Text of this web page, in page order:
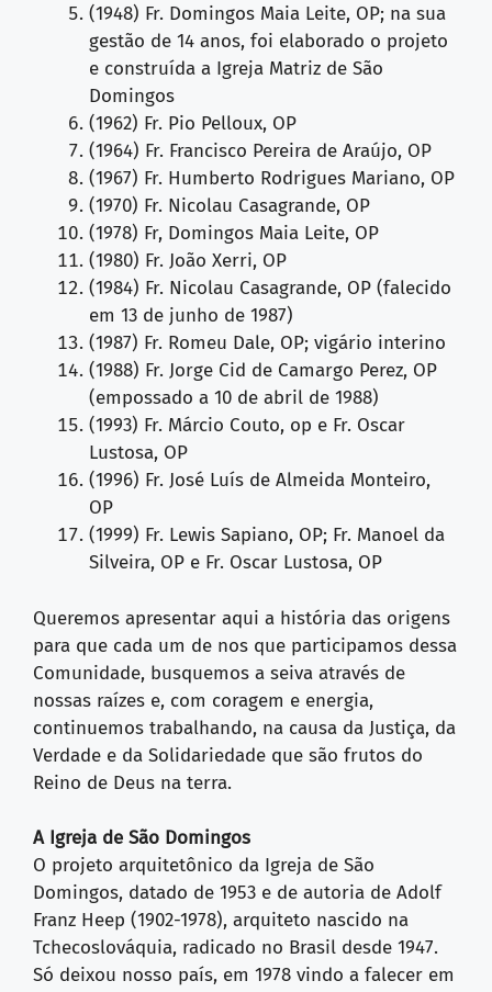
(1948) Fr. Domingos Maia Leite, OP; na sua
gestão de 14 anos, foi elaborado o projeto
e construída a Igreja Matriz de São
Domingos
(1962) Fr. Pio Pelloux, OP
(1964) Fr. Francisco Pereira de Araújo, OP
(1967) Fr. Humberto Rodrigues Mariano, OP
(1970) Fr. Nicolau Casagrande, OP
(1978) Fr, Domingos Maia Leite, OP
(1980) Fr. João Xerri, OP
(1984) Fr. Nicolau Casagrande, OP (falecido
em 13 de junho de 1987)
(1987) Fr. Romeu Dale, OP; vigário interino
(1988) Fr. Jorge Cid de Camargo Perez, OP
(empossado a 10 de abril de 1988)
(1993) Fr. Márcio Couto, op e Fr. Oscar
Lustosa, OP
(1996) Fr. José Luís de Almeida Monteiro,
OP
(1999) Fr. Lewis Sapiano, OP; Fr. Manoel da
Silveira, OP e Fr. Oscar Lustosa, OP
Queremos apresentar aqui a história das origens
para que cada um de nos que participamos dessa
Comunidade, busquemos a seiva através de
nossas raízes e, com coragem e energia,
continuemos trabalhando, na causa da Justiça, da
Verdade e da Solidariedade que são frutos do
Reino de Deus na terra.
A Igreja de São Domingos
O projeto arquitetônico da Igreja de São
Domingos, datado de 1953 e de autoria de Adolf
Franz Heep (1902-1978), arquiteto nascido na
Tchecoslováquia, radicado no Brasil desde 1947.
Só deixou nosso país, em 1978 vindo a falecer em